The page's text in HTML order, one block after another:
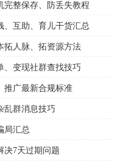
完整保存、防丢失教程
、互助、育儿干货汇总
拓人脉、拓资源方法
、变现社群查找技巧
推广最新合规标准
乱群消息技巧
局汇总
决7天过期问题